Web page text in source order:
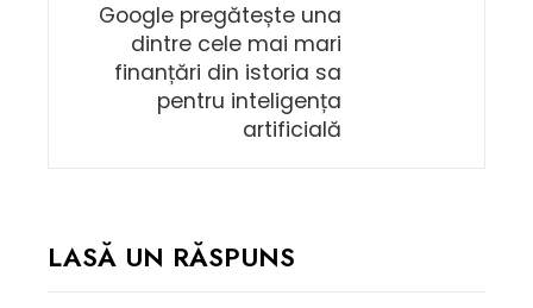
Google pregătește una
dintre cele mai mari
finanțări din istoria sa
pentru inteligența
artificială
LASĂ UN RĂSPUNS